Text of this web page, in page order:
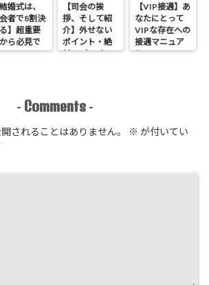
結婚式は、
者で8割決
】超重要
ら必見で
【司会の挨
拶、そして紹
介】外せない
ポイント・絶
対NGなこと
【VIP接遇】あ
なたにとって
VIPな存在への
接遇マニュア
ル
- Comments -
されることはありません。 ※ が付いてい